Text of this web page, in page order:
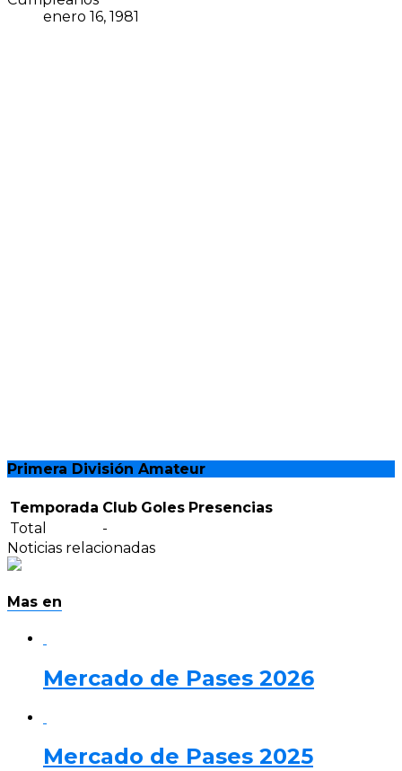
enero 16, 1981
Primera División Amateur
Temporada Club Goles Presencias
Total
-
Noticias relacionadas
Mas en
Mercado de Pases 2026
Mercado de Pases 2025